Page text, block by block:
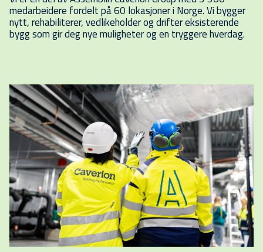
medarbeidere fordelt på 60 lokasjoner i Norge. Vi bygger
nytt, rehabiliterer, vedlikeholder og drifter eksisterende
bygg som gir deg nye muligheter og en tryggere hverdag.